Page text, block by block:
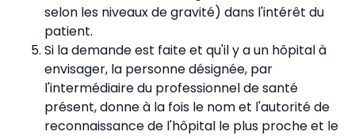
selon les niveaux de gravité) dans l'intérêt du
patient.
Si la demande est faite et qu'il y a un hôpital à
envisager, la personne désignée, par
l'intermédiaire du professionnel de santé
présent, donne à la fois le nom et l'autorité de
reconnaissance de l'hôpital le plus proche et le